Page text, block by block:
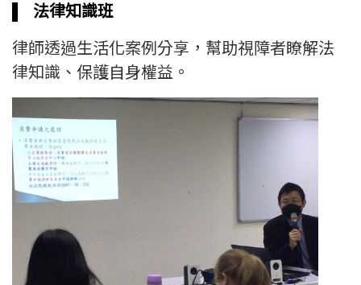
法律知識班
律師透過生活化案例分享，幫助視障者瞭解法
律知識、保護自身權益。